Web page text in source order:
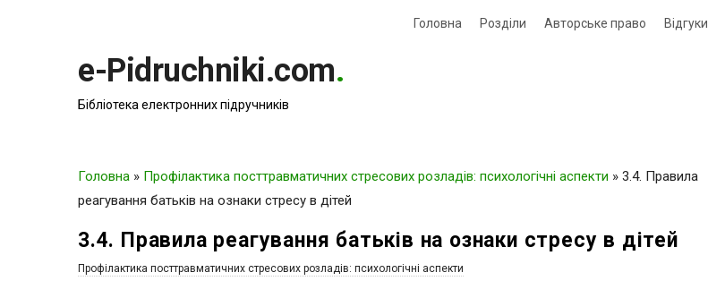
Головна Розділи Авторське право Відгуки
e-Pidruchniki.com.
Бібліотека електронних підручників
Головна » Профілактика посттравматичних стресових розладів: психологічні аспекти » 3.4. Правила
реагування батьків на ознаки стресу в дітей
3.4. Правила реагування батьків на ознаки стресу в дітей
Профілактика посттравматичних стресових розладів: психологічні аспекти